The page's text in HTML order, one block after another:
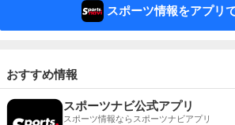
スポーツ情報をアプリ
おすすめ情報
スポーツナビ公式アプリ
スポーツ情報ならスポーツナビアプリ